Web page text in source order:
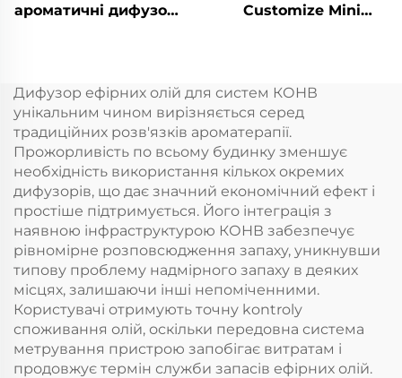
ароматичні дифузори
олійних дифузорів
Безводні атомізатори
Customize Mini
ароматична олія
Автомобільний
ароматний диффузер
Дифузор ефірних олій для систем КОНВ
унікальним чином вирізняється серед
традиційних розв'язків ароматерапії.
Прожорливість по всьому будинку зменшує
необхідність використання кількох окремих
дифузорів, що дає значний економічний ефект і
простіше підтримується. Його інтеграція з
наявною інфраструктурою КОНВ забезпечує
рівномірне розповсюдження запаху, уникнувши
типову проблему надмірного запаху в деяких
місцях, залишаючи інші непоміченними.
Користувачі отримують точну kontrolу
споживання олій, оскільки передовна система
метрування пристрою запобігає витратам і
продовжує термін служби запасів ефірних олій.